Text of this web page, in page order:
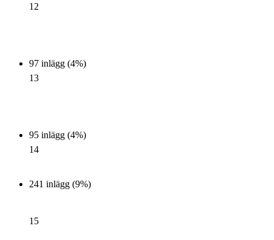
12
97 inlägg (4%)
13
95 inlägg (4%)
14
241 inlägg (9%)
15